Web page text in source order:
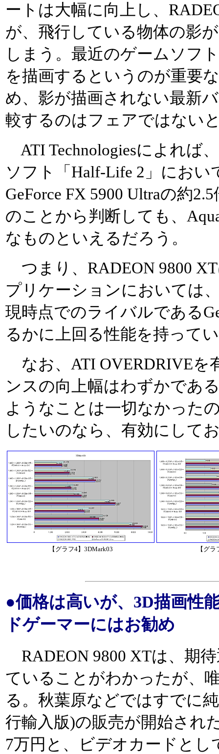
ートは大幅に向上し、
が、飛行している物体の影
しまう。最近のゲームソフ
を描画するというのが重要
め、影が描画されない最新
較するのはフェアではない
ATI Technologiesによれば
ソフト「Half-Life 2」におい
GeForce FX 5900 Ultraの約
のことから判断しても、
なものといえるだろう。
つまり、RADEON 9800
プリケーションにおいては
現時点でのライバルである
るかに上回る性能を持って
なお、ATI OVERDRIVEを
ンスの向上幅はわずかであ
ようなことは一切なかった
したいのなら、有効にして
【グラフ4】3DMark03 【グ
●価格は高いが、3D描画性
ドゲーマーにはお勧め
RADEON 9800 XTは、期
ていることがわかったが、
る。秋葉原などではすでに
行輸入版)の販売が開始され
7万円と、ビデオカードとし